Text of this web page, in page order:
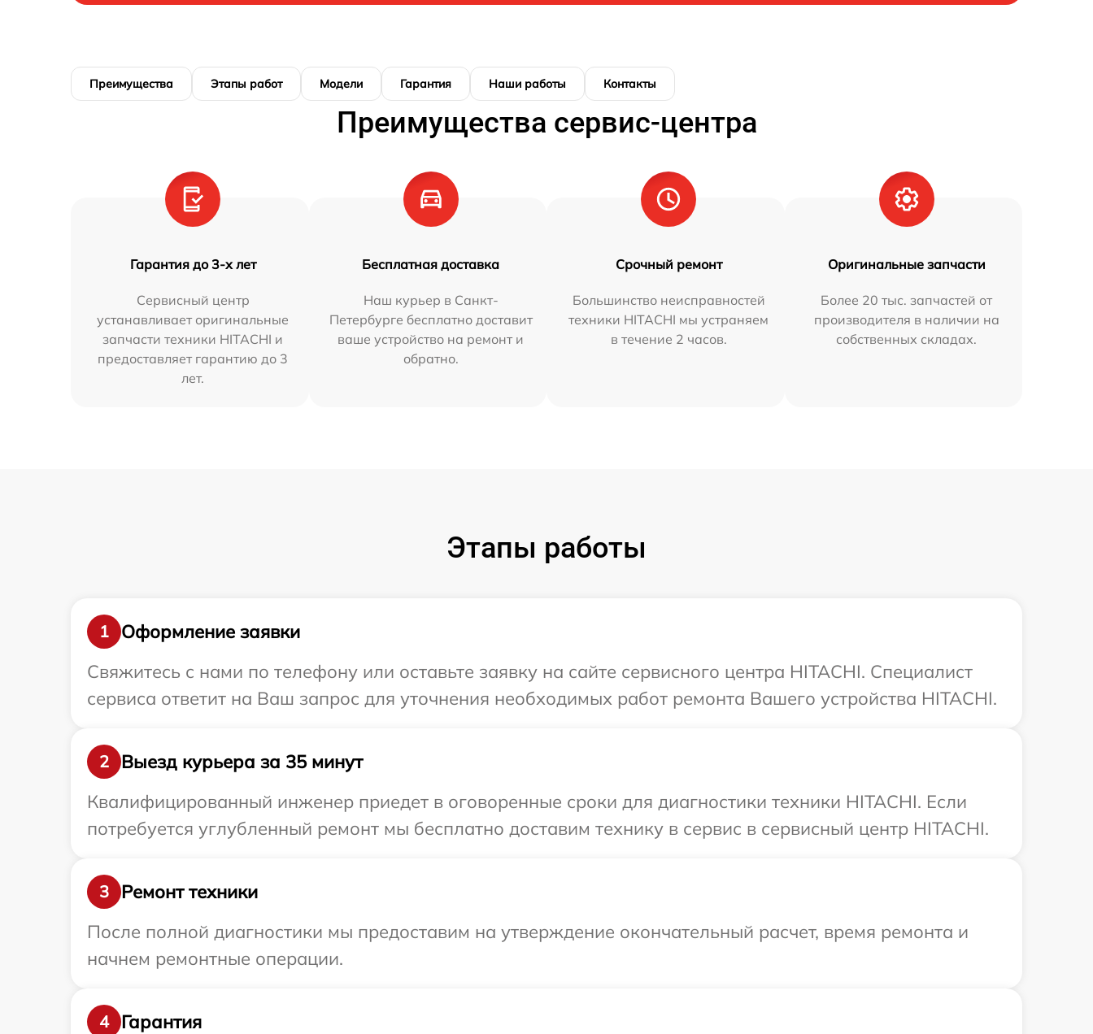
Преимущества Этапы работ Модели Гарантия Наши работы Контакты
Преимущества сервис-центра
Гарантия до 3-х лет
Сервисный центр
устанавливает оригинальные
запчасти техники HITACHI и
предоставляет гарантию до 3
лет.
Бесплатная доставка
Наш курьер в Санкт-
Петербурге бесплатно доставит
ваше устройство на ремонт и
обратно.
Срочный ремонт
Большинство неисправностей
техники HITACHI мы устраняем
в течение 2 часов.
Оригинальные запчасти
Более 20 тыс. запчастей от
производителя в наличии на
собственных складах.
Этапы работы
1
Оформление заявки
Свяжитесь с нами по телефону или оставьте заявку на сайте сервисного центра HITACHI. Специалист
сервиса ответит на Ваш запрос для уточнения необходимых работ ремонта Вашего устройства HITACHI.
2
Выезд курьера за 35 минут
Квалифицированный инженер приедет в оговоренные сроки для диагностики техники HITACHI. Если
потребуется углубленный ремонт мы бесплатно доставим технику в сервис в сервисный центр HITACHI.
3
Ремонт техники
После полной диагностики мы предоставим на утверждение окончательный расчет, время ремонта и
начнем ремонтные операции.
4
Гарантия